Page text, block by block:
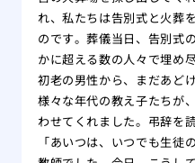
れ、私たちは告別式と火葬
のです。葬儀当日、告別式
かに超える数の人々で埋め
初老の男性から、まだあど
様々な年代の教え子たちが
わせてくれました。弔辞を
「あいつは、いつでも生徒